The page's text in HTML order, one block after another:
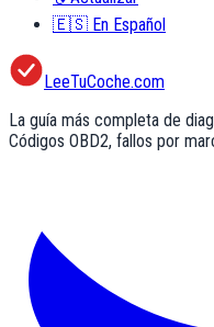
🇪🇸 En Español
LeeTuCoche.com
La guía más completa de
Códigos OBD2, fallos por